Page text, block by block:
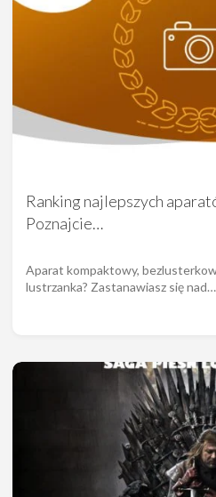
Ranking najlepszych
Poznajcie…
Aparat kompaktowy,
lustrzanka? Zastanawiasz się nad…